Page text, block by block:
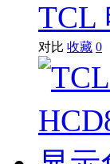
蓝
TCL
对比 收藏 0